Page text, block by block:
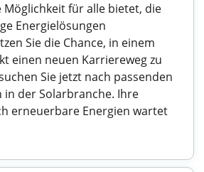
für alle bietet, die
Energielösungen
Sie die Chance, in einem
einen neuen Karriereweg zu
Sie jetzt nach passenden
in der Solarbranche. Ihre
erneuerbare Energien wartet